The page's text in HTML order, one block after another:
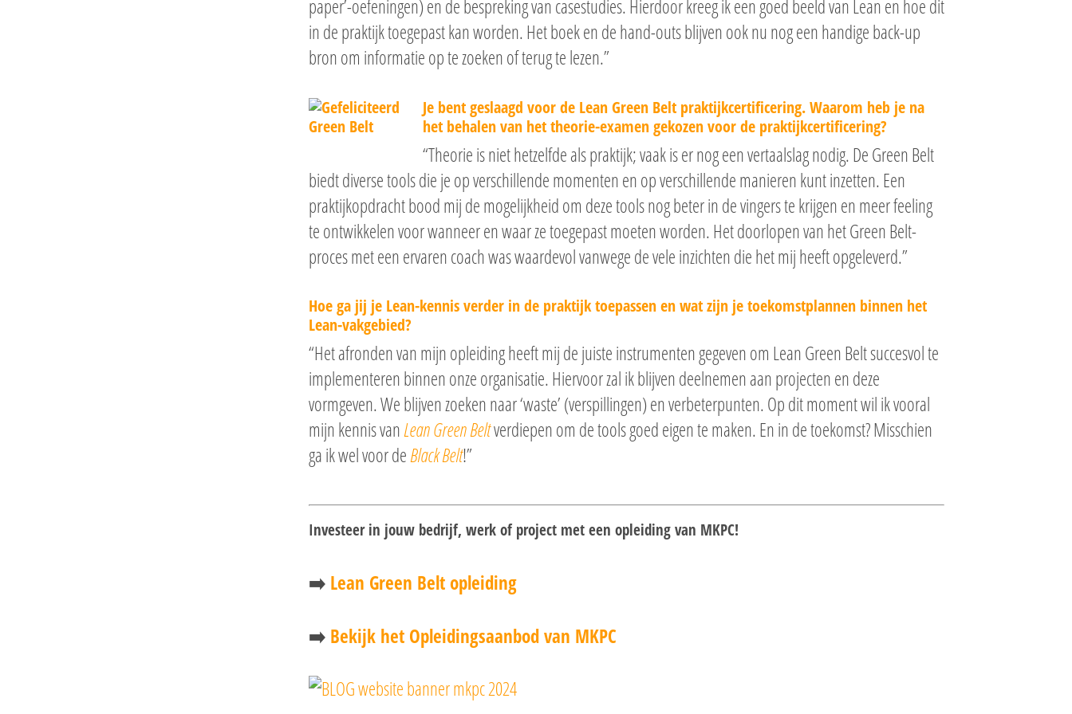
paper’-oefeningen) en de bespreking van casestudies. Hierdoor kreeg ik een goed beeld van Lean en hoe dit
in de praktijk toegepast kan worden. Het boek en de hand-outs blijven ook nu nog een handige back-up
bron om informatie op te zoeken of terug te lezen.”
Je bent geslaagd voor de Lean Green Belt praktijkcertificering. Waarom heb je na
het behalen van het theorie-examen gekozen voor de praktijkcertificering?
“Theorie is niet hetzelfde als praktijk; vaak is er nog een vertaalslag nodig. De Green Belt
biedt diverse tools die je op verschillende momenten en op verschillende manieren kunt inzetten. Een
praktijkopdracht bood mij de mogelijkheid om deze tools nog beter in de vingers te krijgen en meer feeling
te ontwikkelen voor wanneer en waar ze toegepast moeten worden. Het doorlopen van het Green Belt-
proces met een ervaren coach was waardevol vanwege de vele inzichten die het mij heeft opgeleverd.”
Hoe ga jij je Lean-kennis verder in de praktijk toepassen en wat zijn je toekomstplannen binnen het
Lean-vakgebied?
“Het afronden van mijn opleiding heeft mij de juiste instrumenten gegeven om Lean Green Belt succesvol te
implementeren binnen onze organisatie. Hiervoor zal ik blijven deelnemen aan projecten en deze
vormgeven. We blijven zoeken naar ‘waste’ (verspillingen) en verbeterpunten. Op dit moment wil ik vooral
mijn kennis vanLean Green Beltverdiepen om de tools goed eigen te maken. En in de toekomst? Misschien
ga ik wel voor deBlack Belt!”
Investeer in jouw bedrijf, werk of project met een opleiding van MKPC!
➡️ Lean Green Belt opleiding
➡️ Bekijk het Opleidingsaanbod van MKPC